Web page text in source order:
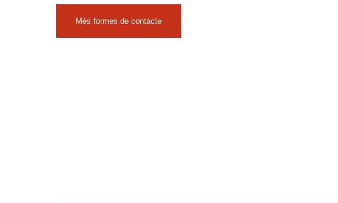
Més formes de contacte